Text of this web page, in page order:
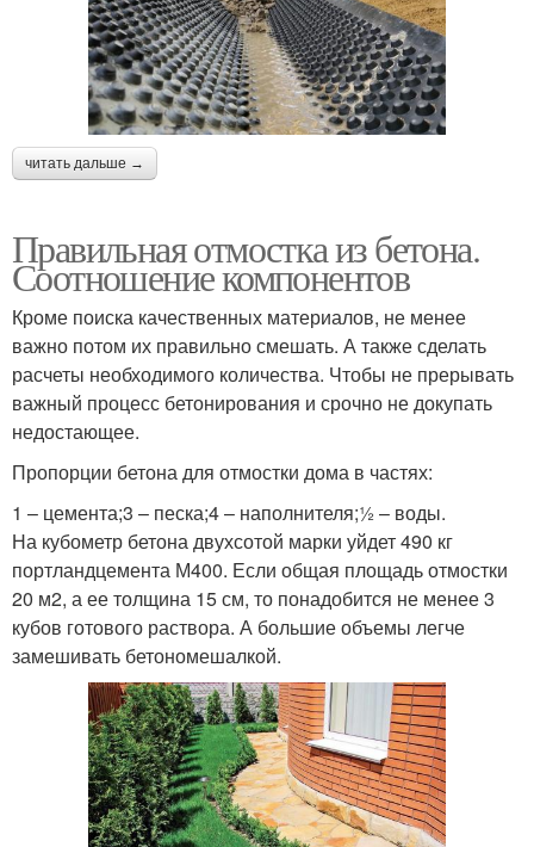
читать дальше →
Правильная отмостка из бетона.
Соотношение компонентов
Кроме поиска качественных материалов, не менее
важно потом их правильно смешать. А также сделать
расчеты необходимого количества. Чтобы не прерывать
важный процесс бетонирования и срочно не докупать
недостающее.
Пропорции бетона для отмостки дома в частях:
1 – цемента;3 – песка;4 – наполнителя;½ – воды.
На кубометр бетона двухсотой марки уйдет 490 кг
портландцемента М400. Если общая площадь отмостки
20 м2, а ее толщина 15 см, то понадобится не менее 3
кубов готового раствора. А большие объемы легче
замешивать бетономешалкой.